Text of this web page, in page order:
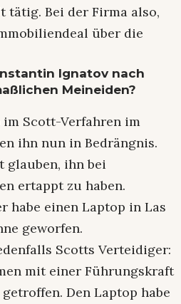
tätig. Bei der Firma also,
über die
Ignatov nach
Meineiden?
im Scott-Verfahren im
ihn nun in Bedrängnis.
glauben, ihn bei
ertappt zu haben.
habe einen Laptop in Las
geworfen.
Scotts Verteidiger:
mit einer Führungskraft
Den Laptop habe